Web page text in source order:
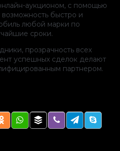
аукционом, с помощью
возможность быстро и
любой марки по
сроки.
прозрачность всех
успешных сделок делают
партнером.